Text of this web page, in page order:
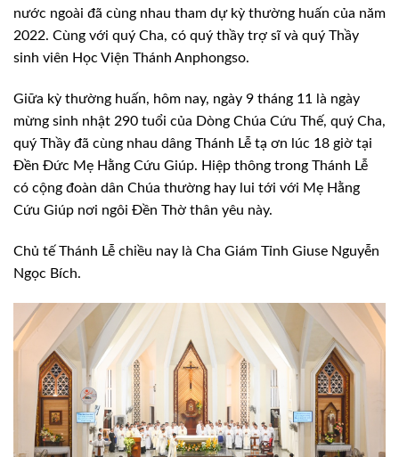
nước ngoài đã cùng nhau tham dự kỳ thường huấn của năm
2022. Cùng với quý Cha, có quý thầy trợ sĩ và quý Thầy
sinh viên Học Viện Thánh Anphongso.
Giữa kỳ thường huấn, hôm nay, ngày 9 tháng 11 là ngày
mừng sinh nhật 290 tuổi của Dòng Chúa Cứu Thế, quý Cha,
quý Thầy đã cùng nhau dâng Thánh Lễ tạ ơn lúc 18 giờ tại
Đền Đức Mẹ Hằng Cứu Giúp. Hiệp thông trong Thánh Lễ
có cộng đoàn dân Chúa thường hay lui tới với Mẹ Hằng
Cứu Giúp nơi ngôi Đền Thờ thân yêu này.
Chủ tế Thánh Lễ chiều nay là Cha Giám Tỉnh Giuse Nguyễn
Ngọc Bích.